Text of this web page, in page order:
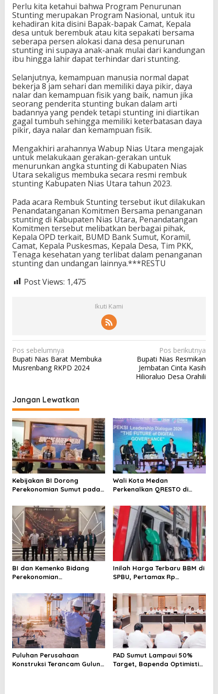
Perlu kita ketahui bahwa Program Penurunan
Stunting merupakan Program Nasional, untuk itu
kehadiran kita disini Bapak-bapak Camat, Kepala
desa untuk berembuk atau kita sepakati bersama
seberapa persen alokasi dana desa penurunan
stunting ini supaya anak-anak mulai dari kandungan
ibu hingga lahir dapat terhindar dari stunting.
Selanjutnya, kemampuan manusia normal dapat
bekerja 8 jam sehari dan memiliki daya pikir, daya
nalar dan kemampuan fisik yang baik, namun jika
seorang penderita stunting bukan dalam arti
badannya yang pendek tetapi stunting ini diartikan
gagal tumbuh sehingga memiliki keterbatasan daya
pikir, daya nalar dan kemampuan fisik.
Mengakhiri arahannya Wabup Nias Utara mengajak
untuk melakukaan gerakan-gerakan untuk
menurunkan angka stunting di Kabupaten Nias
Utara sekaligus membuka secara resmi rembuk
stunting Kabupaten Nias Utara tahun 2023.
Pada acara Rembuk Stunting tersebut ikut dilakukan
Penandatanganan Komitmen Bersama penanganan
stunting di Kabupaten Nias Utara, Penandatangan
Komitmen tersebut melibatkan berbagai pihak,
Kepala OPD terkait, BUMD Bank Sumut, Koramil,
Camat, Kepala Puskesmas, Kepala Desa, Tim PKK,
Tenaga kesehatan yang terlibat dalam penanganan
stunting dan undangan lainnya.***RESTU
Post Views: 1,475
Ikuti Kami
N
a
g
a
s
i
p
o
s
Pos sebelumnya
Bupati Nias Barat Membuka
Musrenbang RKPD 2024
Pos berikutnya
Bupati Nias Resmikan
Jembatan Cinta Kasih
Hilioraluo Desa Orahili
Jangan Lewatkan
Kebijakan BI Dorong
Perekonomian Sumut pada
Wali Kota Medan
Perkenalkan QRESTO di
BI dan Kemenko Bidang
Perekonomian
TP2DD: Akselerasi Digitalisasi
Sistem Pembayaran untuk
Peningkatan PDRD di
Sumatera
Inilah Harga Terbaru BBM di
SPBU, Pertamax Rp
Puluhan Perusahaan
Konstruksi Terancam Gulung
PAD Sumut Lampaui 50%
Target, Bapenda Optimistis